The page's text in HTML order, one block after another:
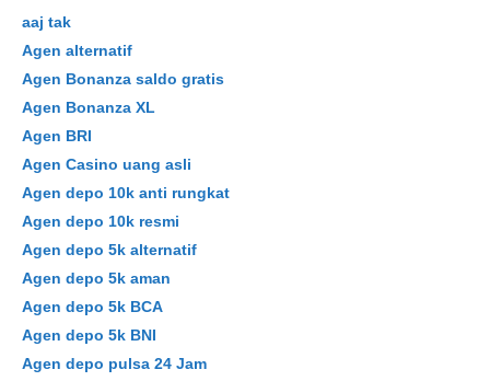
aaj tak
Agen alternatif
Agen Bonanza saldo gratis
Agen Bonanza XL
Agen BRI
Agen Casino uang asli
Agen depo 10k anti rungkat
Agen depo 10k resmi
Agen depo 5k alternatif
Agen depo 5k aman
Agen depo 5k BCA
Agen depo 5k BNI
Agen depo pulsa 24 Jam